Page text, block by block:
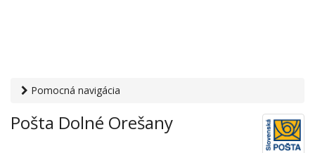
Pomocná navigácia
služby› Pošty › Pošta Dolné Orešany
Pošta Dolné Orešany